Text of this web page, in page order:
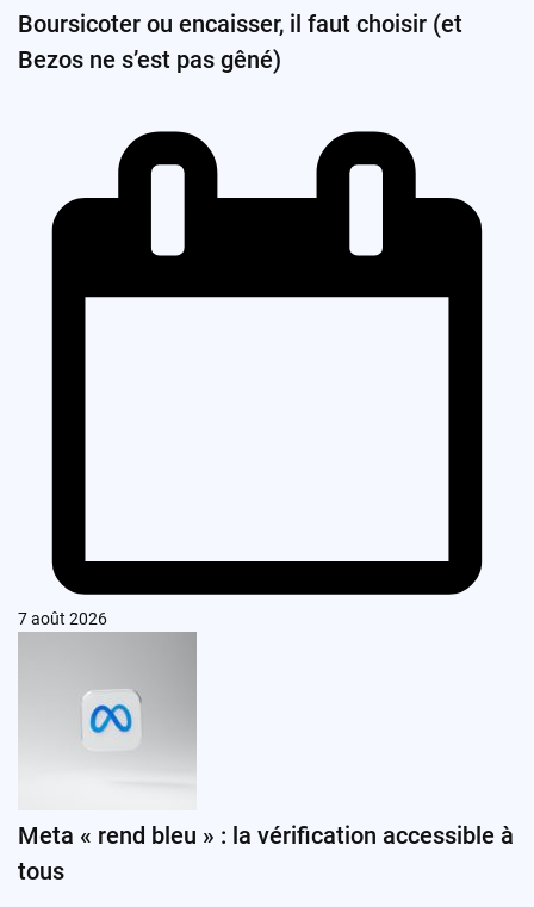
Boursicoter ou encaisser, il faut choisir (et
Bezos ne s’est pas gêné)
7 août 2026
Meta « rend bleu » : la vérification accessible à
tous